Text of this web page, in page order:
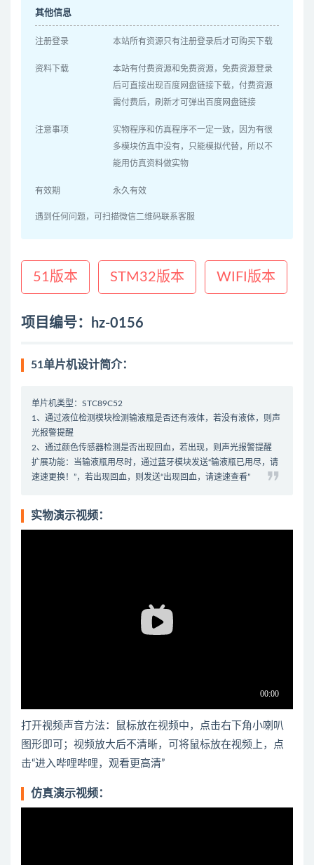
其他信息
注册登录 本站所有资源只有注册登录后才可购买下载
资料下载
本站有付费资源和免费资源，免费资源登录
后可直接出现百度网盘链接下载，付费资源
需付费后，刷新才可弹出百度网盘链接
注意事项
实物程序和仿真程序不一定一致，因为有很
多模块仿真中没有，只能模拟代替，所以不
能用仿真资料做实物
有效期 永久有效
遇到任何问题，可扫描微信二维码联系客服
51版本 STM32版本 WIFI版本
项目编号：hz-0156
51单片机设计简介：
单片机类型：STC89C52
1、通过液位检测模块检测输液瓶是否还有液体，若没有液体，则声
光报警提醒
2、通过颜色传感器检测是否出现回血，若出现，则声光报警提醒
扩展功能：当输液瓶用尽时，通过蓝牙模块发送“输液瓶已用尽，请
速速更换！”，若出现回血，则发送“出现回血，请速速查看”
实物演示视频：
打开视频声音方法：鼠标放在视频中，点击右下角小喇叭
图形即可；视频放大后不清晰，可将鼠标放在视频上，点
击“进入哔哩哔哩，观看更高清”
仿真演示视频：